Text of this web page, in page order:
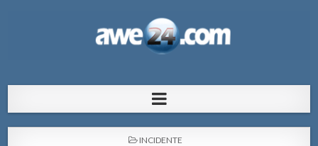
pa Aruba
POSTED
INCIDENTE